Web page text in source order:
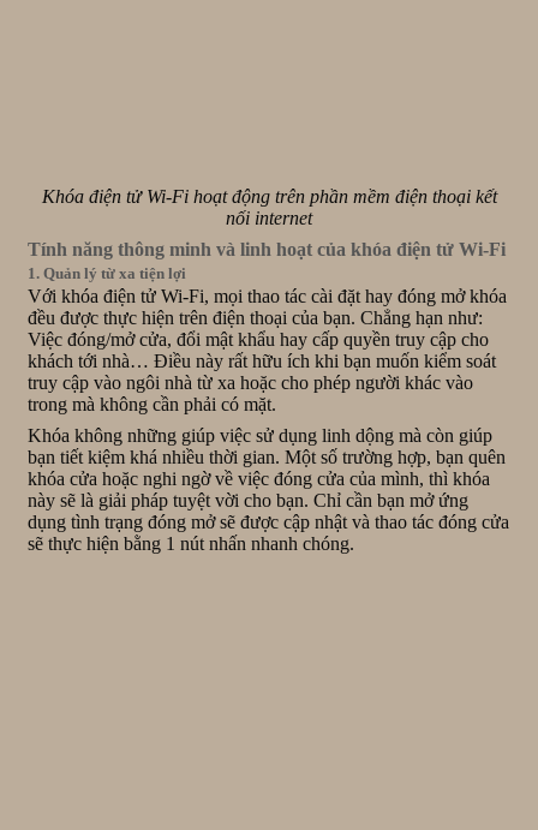
Khóa điện tử Wi-Fi hoạt động trên phần mềm điện thoại kết
nối internet
Tính năng thông minh và linh hoạt của khóa điện tử Wi-Fi
1. Quản lý từ xa tiện lợi
Với khóa điện tử Wi-Fi, mọi thao tác cài đặt hay đóng mở khóa
đều được thực hiện trên điện thoại của bạn. Chẳng hạn như:
Việc đóng/mở cửa, đổi mật khẩu hay cấp quyền truy cập cho
khách tới nhà… Điều này rất hữu ích khi bạn muốn kiểm soát
truy cập vào ngôi nhà từ xa hoặc cho phép người khác vào
trong mà không cần phải có mặt.
Khóa không những giúp việc sử dụng linh dộng mà còn giúp
bạn tiết kiệm khá nhiều thời gian. Một số trường hợp, bạn quên
khóa cửa hoặc nghi ngờ về việc đóng cửa của mình, thì khóa
này sẽ là giải pháp tuyệt vời cho bạn. Chỉ cần bạn mở ứng
dụng tình trạng đóng mở sẽ được cập nhật và thao tác đóng cửa
sẽ thực hiện bằng 1 nút nhấn nhanh chóng.